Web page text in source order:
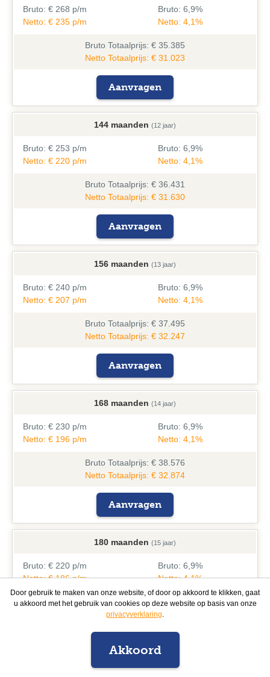
Door gebruik te maken van onze website, of door op akkoord te klikken, gaat
u akkoord met het gebruik van cookies op deze website op basis van onze
privacyverklaring.
Akkoord
Bruto: € 268 p/m
Netto: € 235 p/m
Bruto: 6,9%
Netto: 4,1%
Bruto Totaalprijs: € 35.385
Netto Totaalprijs: € 31.023
Aanvragen
144 maanden (12 jaar)
Bruto: € 253 p/m
Netto: € 220 p/m
Bruto: 6,9%
Netto: 4,1%
Bruto Totaalprijs: € 36.431
Netto Totaalprijs: € 31.630
Aanvragen
156 maanden (13 jaar)
Bruto: € 240 p/m
Netto: € 207 p/m
Bruto: 6,9%
Netto: 4,1%
Bruto Totaalprijs: € 37.495
Netto Totaalprijs: € 32.247
Aanvragen
168 maanden (14 jaar)
Bruto: € 230 p/m
Netto: € 196 p/m
Bruto: 6,9%
Netto: 4,1%
Bruto Totaalprijs: € 38.576
Netto Totaalprijs: € 32.874
Aanvragen
180 maanden (15 jaar)
Bruto: € 220 p/m
Netto: € 186 p/m
Bruto: 6,9%
Netto: 4,1%
BrutoTotaalprijs: € 39.674
Netto Totaalprijs: € 33.511
Aanvragen